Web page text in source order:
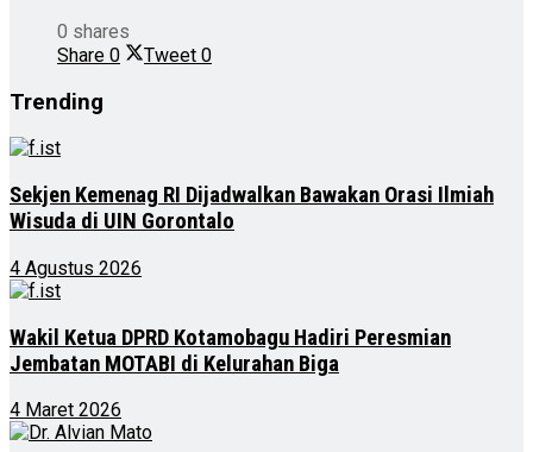
0 shares
Share 0 Tweet 0
Trending
Sekjen Kemenag RI Dijadwalkan Bawakan Orasi Ilmiah
Wisuda di UIN Gorontalo
4 Agustus 2026
Wakil Ketua DPRD Kotamobagu Hadiri Peresmian
Jembatan MOTABI di Kelurahan Biga
4 Maret 2026